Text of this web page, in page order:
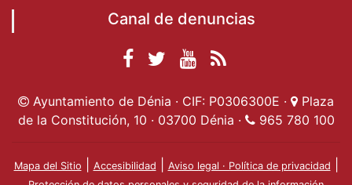
Canal de denuncias
Facebook
Ayuntamiento de
Dénia
Ayuntamiento de
Dénia
Ayuntamiento
de Dénia
Actualidad
Ayuntamiento de Dénia · CIF: P0306300E ·
Plaza
de la Constitución, 10 · 03700 Dénia ·
965 780 100
Mapa del Sitio Accesibilidad Aviso legal · Política de privacidad